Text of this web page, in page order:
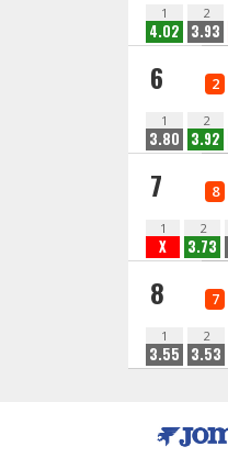
1
4.02
2
3.93
6 2
1
3.80
2
3.92
7 8
1
X
2
3.73
8 7
1
3.55
2
3.53